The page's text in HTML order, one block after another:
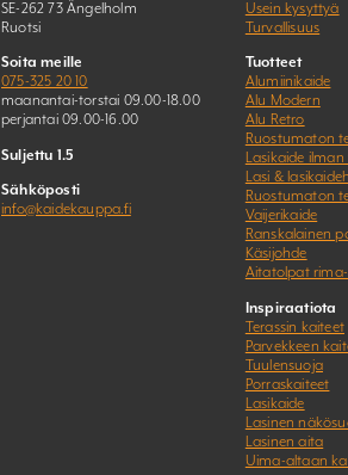
SE-262 73 Ängelholm
Ruotsi
Soita meille
075-325 20 10
maanantai-torstai 09.00-18.00
perjantai 09.00-16.00
Suljettu 1.5
Sähköposti
info@kaidekauppa.fi
Usein kysyttyä
Turvallisuus
Tuotteet
Alumiinikaide
Alu Modern
Alu Retro
Ruostumaton
Lasikaide
Lasi &
Ruostumaton
Vaijerikaide
Ranskalainen
Käsijohde
Aitatolpat
Inspiraatiota
Terassin kaiteet
Parvekkeen
Tuulensuoja
Porraskaiteet
Lasikaide
Lasinen
Lasinen aita
Uima-altaan